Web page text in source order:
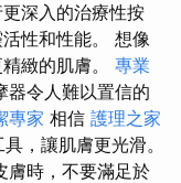
深入的治療性按
性和性能。 想像
緻的肌膚。 專業
器令人難以置信的
專家 相信 護理之家
，讓肌膚更光滑。
膚時，不要滿足於